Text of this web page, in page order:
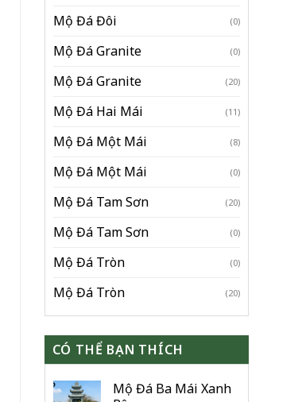
Mộ Đá Đôi (0)
Mộ Đá Granite (0)
Mộ Đá Granite (20)
Mộ Đá Hai Mái (11)
Mộ Đá Một Mái (8)
Mộ Đá Một Mái (0)
Mộ Đá Tam Sơn (20)
Mộ Đá Tam Sơn (0)
Mộ Đá Tròn (0)
Mộ Đá Tròn (20)
CÓ THỂ BẠN THÍCH
Mộ Đá Ba Mái Xanh